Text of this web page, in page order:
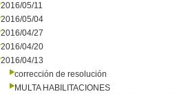
2016/05/11
2016/05/04
2016/04/27
2016/04/20
2016/04/13
corrección de resolución
MULTA HABILITACIONES